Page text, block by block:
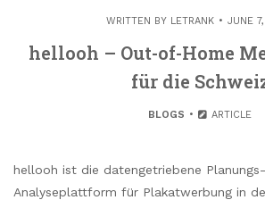
WRITTEN BY LETRANK JUNE
hellooh – Out-of-Home
für die
BLOGS ARTICLE
hellooh ist die datengetriebene
Analyseplattform für Plakatwerbung in